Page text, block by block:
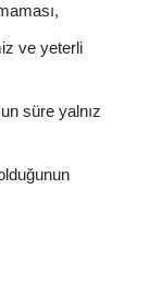
ve yeterli
süre yalnız